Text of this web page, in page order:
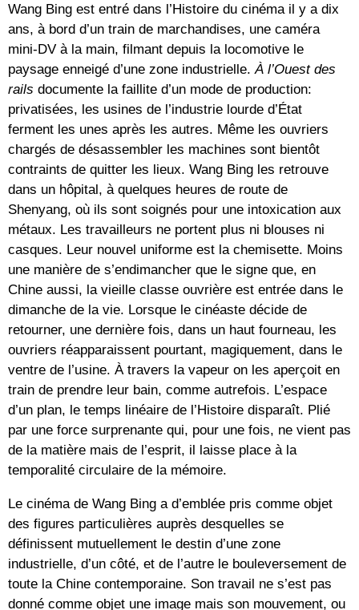
Wang Bing est entré dans l’Histoire du cinéma il y a dix
ans, à bord d’un train de marchandises, une caméra
mini-DV à la main, filmant depuis la locomotive le
paysage enneigé d’une zone industrielle.À l’Ouest des
rails documente la faillite d’un mode de production:
privatisées, les usines de l’industrie lourde d’État
ferment les unes après les autres. Même les ouvriers
chargés de désassembler les machines sont bientôt
contraints de quitter les lieux. Wang Bing les retrouve
dans un hôpital, à quelques heures de route de
Shenyang, où ils sont soignés pour une intoxication aux
métaux. Les travailleurs ne portent plus ni blouses ni
casques. Leur nouvel uniforme est la chemisette. Moins
une manière de s’endimancher que le signe que, en
Chine aussi, la vieille classe ouvrière est entrée dans le
dimanche de la vie. Lorsque le cinéaste décide de
retourner, une dernière fois, dans un haut fourneau, les
ouvriers réapparaissent pourtant, magiquement, dans le
ventre de l’usine. À travers la vapeur on les aperçoit en
train de prendre leur bain, comme autrefois. L’espace
d’un plan, le temps linéaire de l’Histoire disparaît. Plié
par une force surprenante qui, pour une fois, ne vient pas
de la matière mais de l’esprit, il laisse place à la
temporalité circulaire de la mémoire.
Le cinéma de Wang Bing a d’emblée pris comme objet
des figures particulières auprès desquelles se
définissent mutuellement le destin d’une zone
industrielle, d’un côté, et de l’autre le bouleversement de
toute la Chine contemporaine. Son travail ne s’est pas
donné comme objet une image mais son mouvement, ou